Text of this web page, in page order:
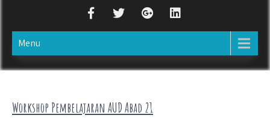
Menu
Workshop Pembelajaran AUD Abad 21